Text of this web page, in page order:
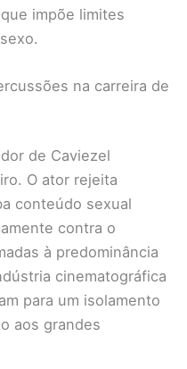
impõe limites
na carreira de
de Caviezel
O ator rejeita
conteúdo sexual
contra o
à predominância
cinematográfica
para um isolamento
aos grandes